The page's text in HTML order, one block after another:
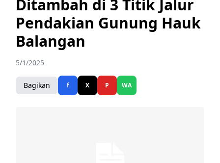
Ditambah di 3 Titik Jalur
Pendakian Gunung Hauk
Balangan
5/1/2025
Bagikan f X P WA